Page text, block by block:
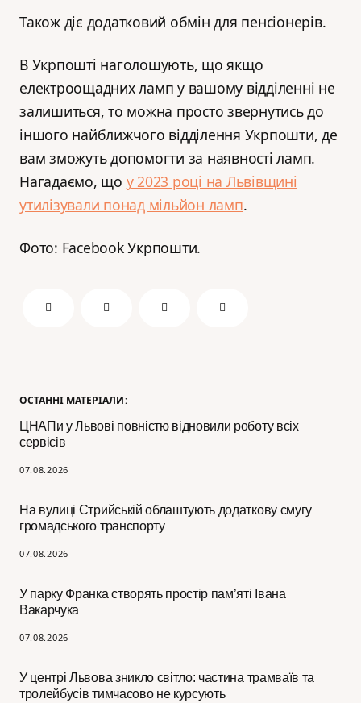
ОСТАННІ МАТЕРІАЛИ:
ЦНАПи у Львові повністю відновили роботу всіх
сервісів
07.08.2026
На вулиці Стрийській облаштують додаткову смугу
громадського транспорту
07.08.2026
У парку Франка створять простір пам’яті Івана
Вакарчука
07.08.2026
У центрі Львова зникло світло: частина трамваїв та
тролейбусів тимчасово не курсують
Також діє додатковий обмін для пенсіонерів.
В Укрпошті наголошують, що якщо
електроощадних ламп у вашому відділенні не
залишиться, то можна просто звернутись до
іншого найближчого відділення Укрпошти, де
вам зможуть допомогти за наявності ламп.
Нагадаємо, що у 2023 році на Львівщині
утилізували понад мільйон ламп.
Фото: Facebook Укрпошти.